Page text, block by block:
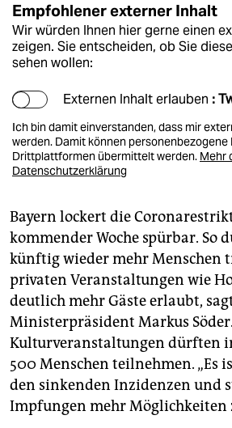
Empfohlener externer Inhalt
Wir würden Ihnen hier gerne einen
zeigen. Sie entscheiden, ob Sie
sehen wollen:
Externen Inhalt erlauben :
Ich bin damit einverstanden, dass mir
werden. Damit können personenbezogene
Drittplattformen übermittelt werden. Mehr
Datenschutzerklärung
Bayern lockert die
kommender Woche spürbar. So
künftig wieder mehr Menschen
privaten Veranstaltungen wie
deutlich mehr Gäste erlaubt,
Ministerpräsident Markus
Kulturveranstaltungen dürften
500 Menschen teilnehmen. „Es
den sinkenden Inzidenzen und
Impfungen mehr Möglichkeiten